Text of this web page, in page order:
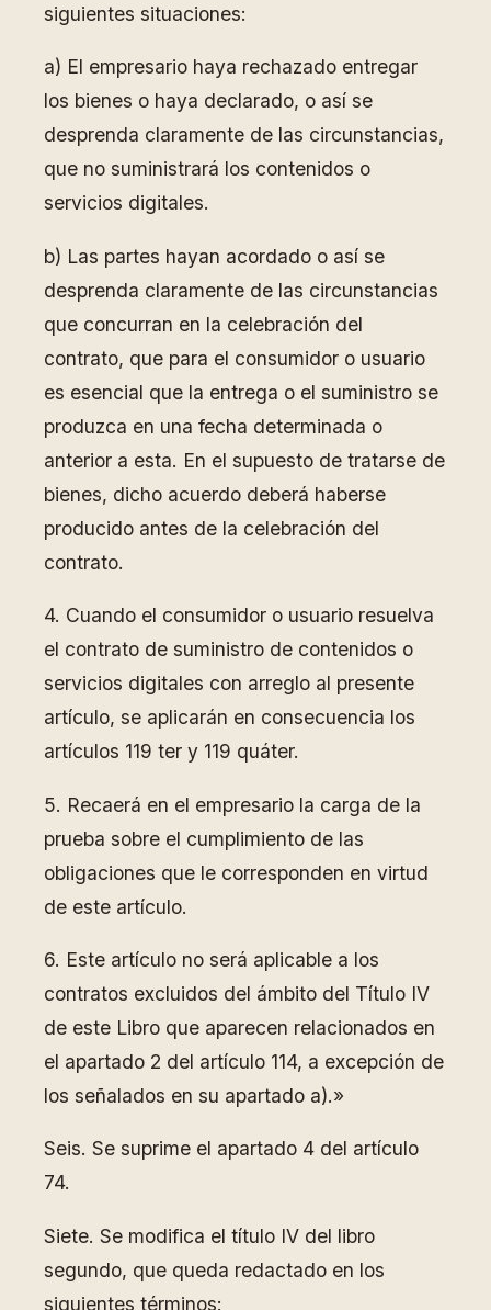
siguientes situaciones:
a) El empresario haya rechazado entregar
los bienes o haya declarado, o así se
desprenda claramente de las circunstancias,
que no suministrará los contenidos o
servicios digitales.
b) Las partes hayan acordado o así se
desprenda claramente de las circunstancias
que concurran en la celebración del
contrato, que para el consumidor o usuario
es esencial que la entrega o el suministro se
produzca en una fecha determinada o
anterior a esta. En el supuesto de tratarse de
bienes, dicho acuerdo deberá haberse
producido antes de la celebración del
contrato.
4. Cuando el consumidor o usuario resuelva
el contrato de suministro de contenidos o
servicios digitales con arreglo al presente
artículo, se aplicarán en consecuencia los
artículos 119 ter y 119 quáter.
5. Recaerá en el empresario la carga de la
prueba sobre el cumplimiento de las
obligaciones que le corresponden en virtud
de este artículo.
6. Este artículo no será aplicable a los
contratos excluidos del ámbito del Título IV
de este Libro que aparecen relacionados en
el apartado 2 del artículo 114, a excepción de
los señalados en su apartado a).»
Seis. Se suprime el apartado 4 del artículo
74.
Siete. Se modifica el título IV del libro
segundo, que queda redactado en los
siguientes términos: